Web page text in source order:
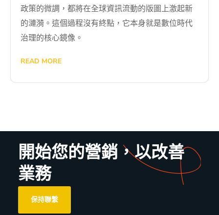
政策的微調，都將在全球資訊流動的版圖上激起新
的漣漪。這個過程沒有終點，它本身就是數位時代
治理的核心鏡像。
READ MORE
開始您的營銷，以改善
業務
保持聯繫